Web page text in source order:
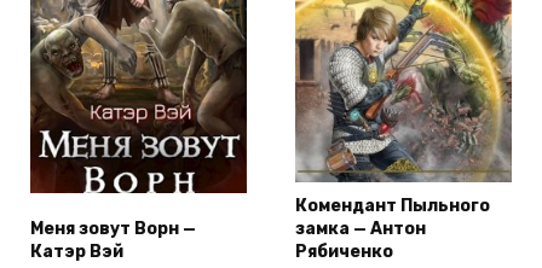
Меня зовут Ворн —
Катэр Вэй
Комендант Пыльного
замка — Антон
Рябиченко